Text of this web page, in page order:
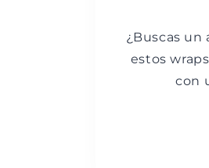
¿Buscas un
estos
con